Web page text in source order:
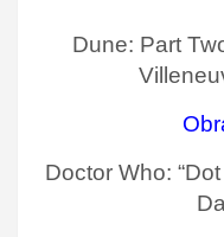
Dune: Part
Doctor Who: